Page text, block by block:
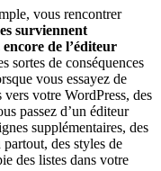
vous rencontrer
surviennent
de l’éditeur
sortes de conséquences
vous essayez de
votre WordPress, des
passez d’un éditeur
supplémentaires, des
des styles de
des listes dans votre